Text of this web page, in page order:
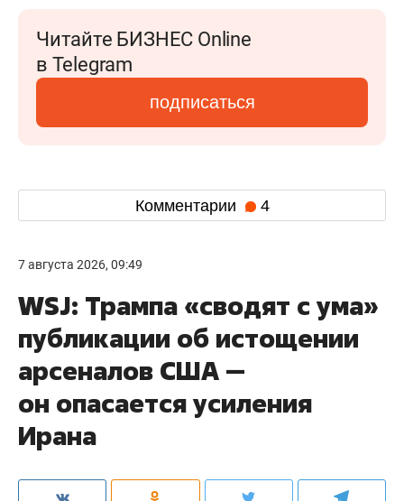
Читайте БИЗНЕС Online
в Telegram
подписаться
Комментарии 4
7 августа 2026, 09:49
WSJ: Трампа «сводят с ума»
публикации об истощении
арсеналов США —
он опасается усиления
Ирана